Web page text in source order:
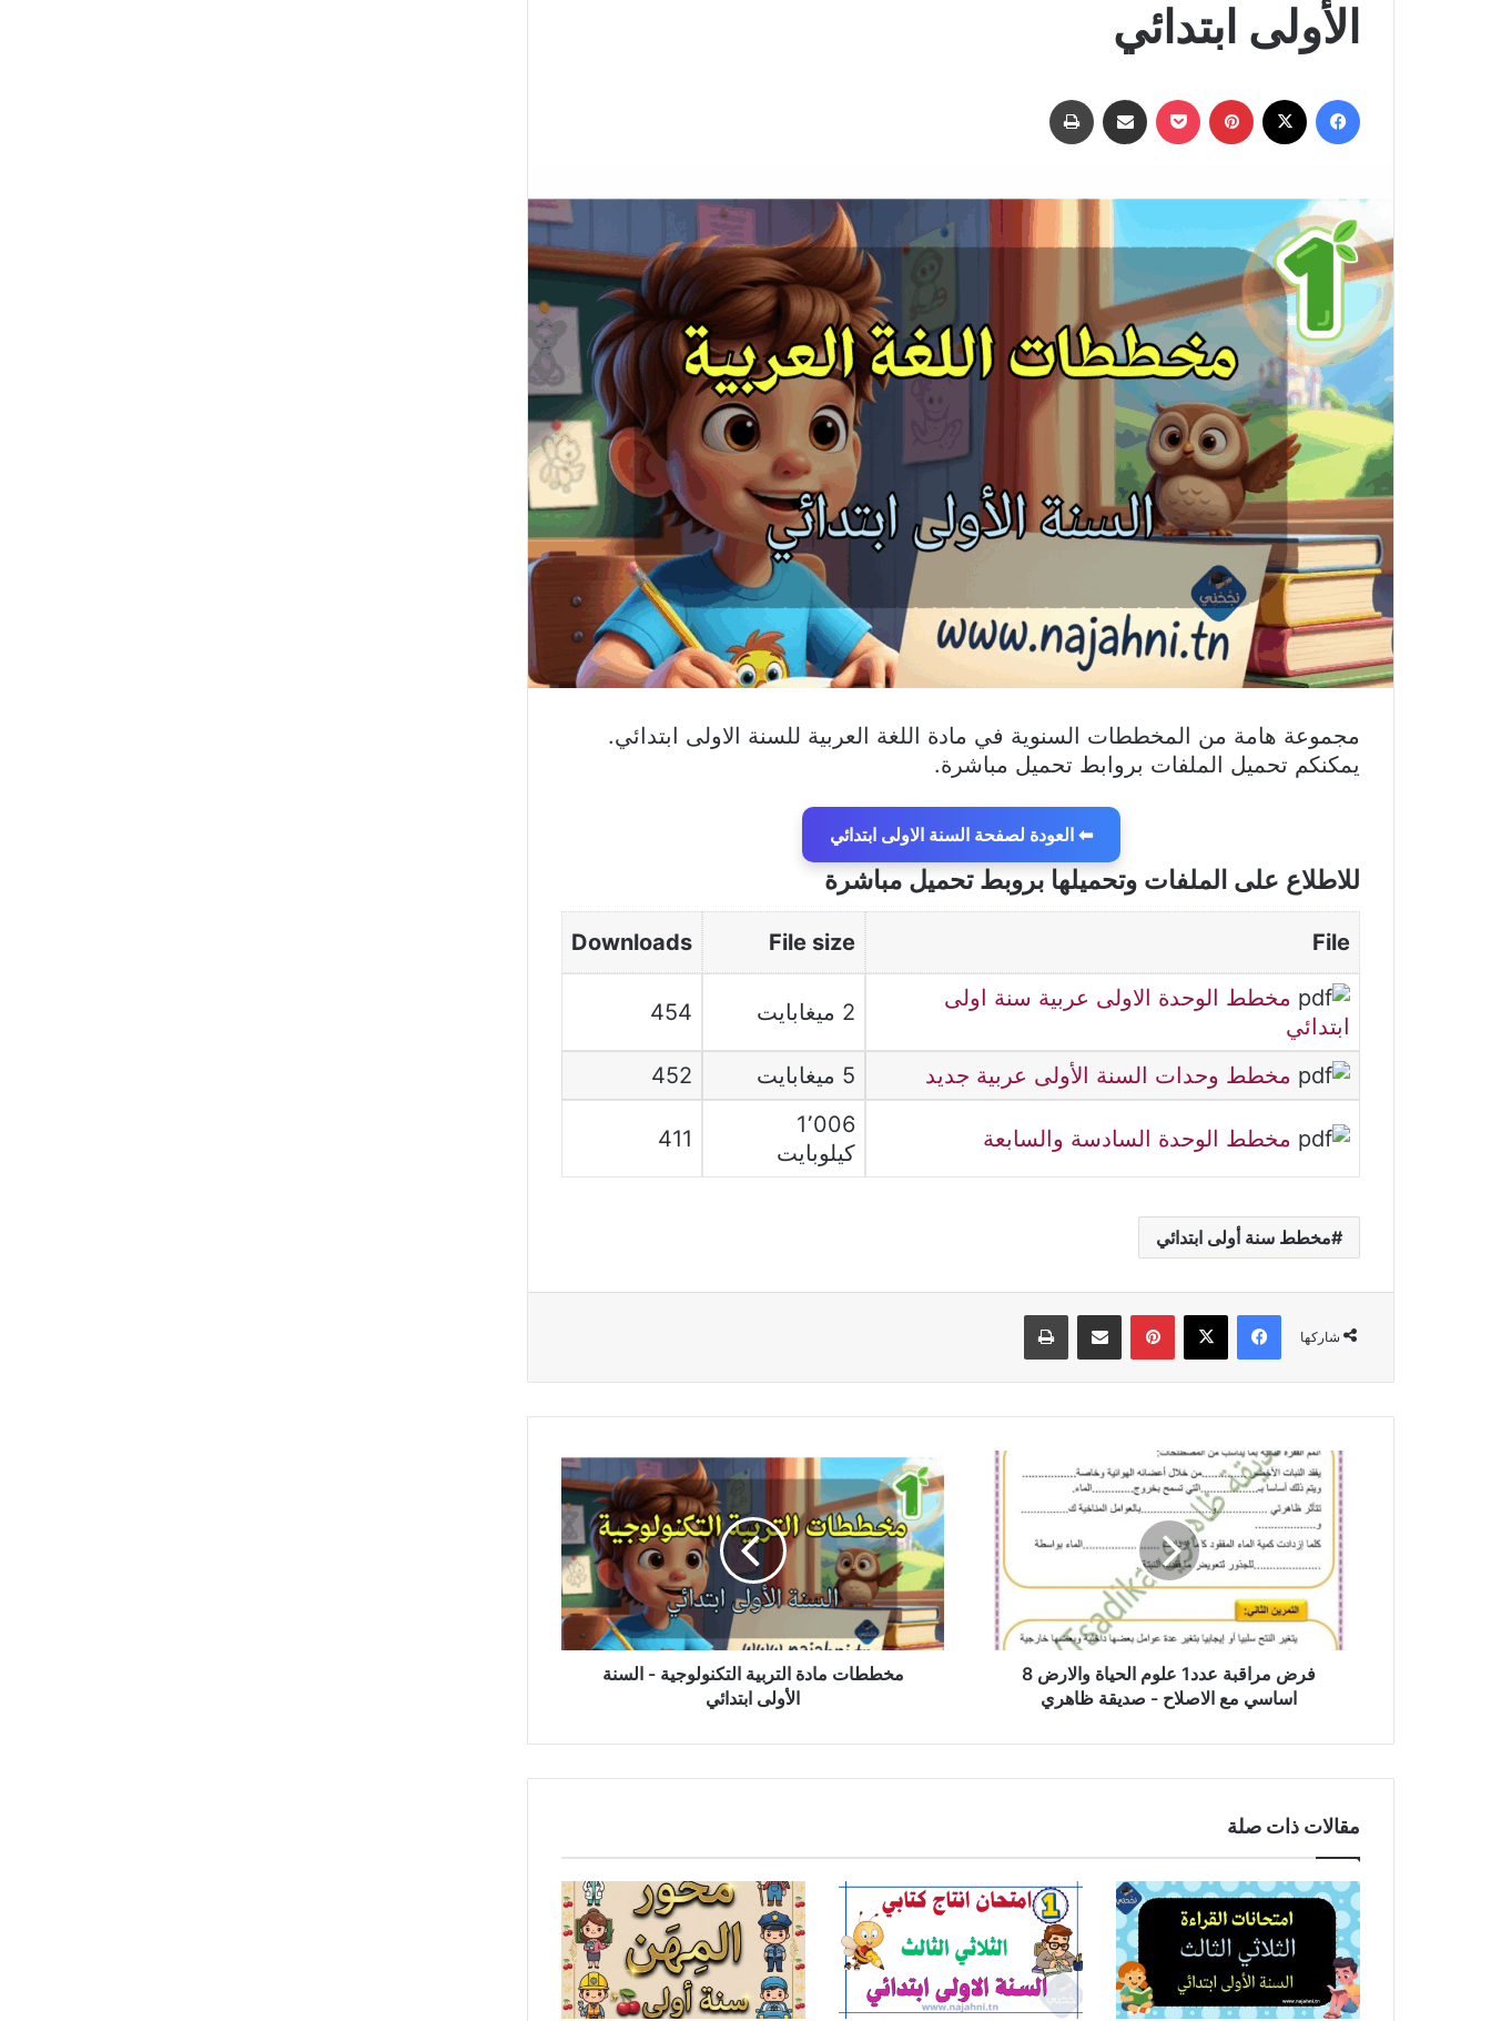
الأولى ابتدائي
فيسبوك بينتيريست ‫Pocket مشاركة عبر البريد
مجموعة هامة من المخططات السنوية في مادة اللغة العربية للسنة الاولى ابتدائي.
يمكنكم تحميل الملفات بروابط تحميل مباشرة.
⬅ العودة لصفحة السنة الاولى ابتدائي
للاطلاع على الملفات وتحميلها بروبط تحميل مباشرة
File
File size
Downloads
مخطط الوحدة الاولى عربية سنة اولى
ابتدائي
2 ميغابايت 454
مخطط وحدات السنة الأولى عربية جديد 5 ميغابايت 452
مخطط الوحدة السادسة والسابعة
1٬006
كيلوبايت
411
مخطط سنة أولى ابتدائي
شاركها
فيسبوك ‫X بينتيريستمشاركة عبر البريد طباعة
فرض
مراقبة
علوم
الحياة
والارض
اساسي
ظاهري
فرض مراقبة عدد1 علوم الحياة والارض 8
اساسي مع الاصلاح - صديقة ظاهري
مخططات
مادة
التربية
التكنولوجية
-
السنة
الأولى
ابتدائي
مخططات مادة التربية التكنولوجية - السنة
الأولى ابتدائي
مقالات ذات صلة